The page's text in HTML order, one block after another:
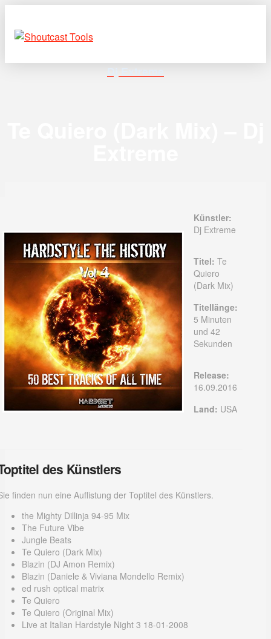
Dj Extreme
Künstler:
Dj Extreme
Titel: Te
Quiero
(Dark Mix)
Titellänge:
5 Minuten
und 42
Sekunden
Release:
16.09.2016
Land: USA
des Künstlers
finden nun eine Auflistung der Toptitel des Künstlers.
the Mighty Dillinja 94-95 Mix
The Future Vibe
Jungle Beats
Te Quiero (Dark Mix)
Blazin (DJ Amon Remix)
Blazin (Daniele & Viviana Mondello Remix)
ed rush optical matrix
Te Quiero
Te Quiero (Original Mix)
Live at Italian Hardstyle Night 3 18-01-2008